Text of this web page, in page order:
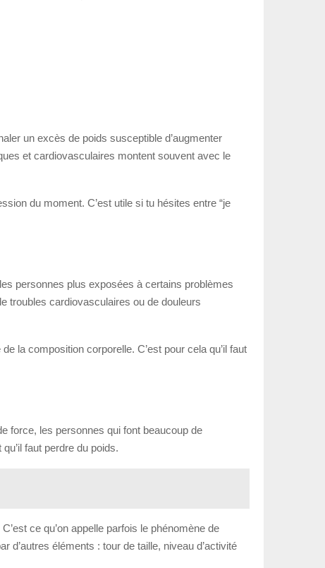
un excès de poids susceptible d’augmenter
et cardiovasculaires montent souvent avec le
du moment. C’est utile si tu hésites entre “je
personnes plus exposées à certains problèmes
troubles cardiovasculaires ou de douleurs
la composition corporelle. C’est pour cela qu’il faut
force, les personnes qui font beaucoup de
faut perdre du poids.
ce qu’on appelle parfois le phénomène de
d’autres éléments : tour de taille, niveau d’activité